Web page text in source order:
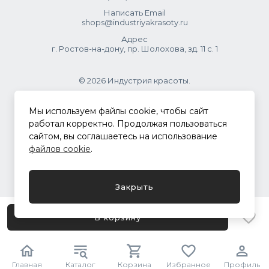
Главная Каталог Корзина Избранное Профиль
В корзину
Написать Email
shops@industriyakrasoty.ru
Адрес
г. Ростов-на-дону, пр. Шолохова, зд. 11 с. 1
© 2026 Индустрия красоты.
.
Политика конфиденциальности
Мы используем файлы cookie, чтобы сайт
работал корректно. Продолжая пользоваться
сайтом, вы соглашаетесь на использование
файлов cookie.
Закрыть